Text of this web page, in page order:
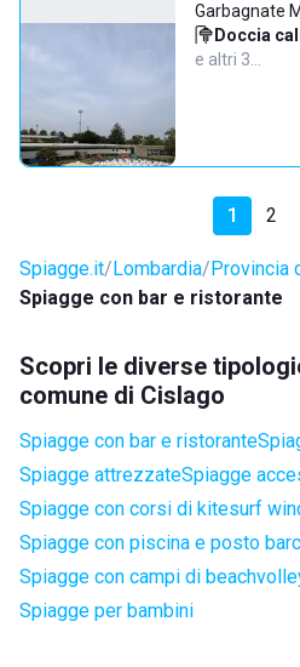
Garbagnate
Doccia
e altri 3…
1 2
Spiagge.it Lombardia Provincia
Spiagge con bar e ristorante
Scopri le diverse
comune di Cislago
Spiagge con bar e ristorante
Spiagge attrezzateSpiagge
Spiagge con corsi di kitesurf
Spiagge con piscina e posto
Spiagge con campi di
Spiagge per bambini